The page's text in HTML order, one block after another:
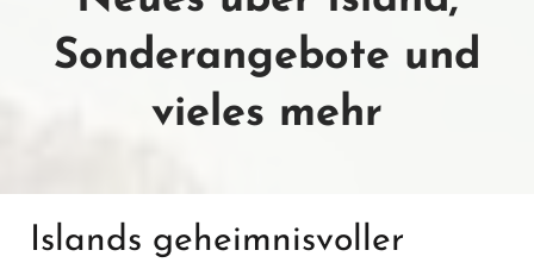
Sonderangebote und
vieles mehr
Islands geheimnisvoller